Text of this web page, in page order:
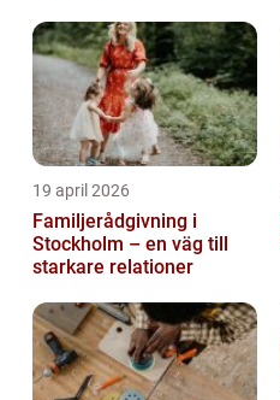
19 april 2026
Familjerådgivning i
Stockholm – en väg till
starkare relationer